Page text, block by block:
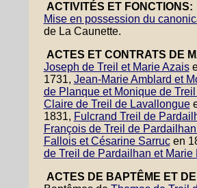
ACTIVITÉS ET FONCTIONS:
Mise en possession du
de La Caunette.
ACTES ET CONTRATS DE
Joseph de Treil et Marie Azais
1731, Jean-Marie Amblard et
de Planque et Monique de
Claire de Treil de Lavallongue
1831, Fulcrand Treil de
François de Treil de
Fallois et Césarine Sarrucen
de Treil de Pardailhan et
ACTES DE BAPTÊME ET